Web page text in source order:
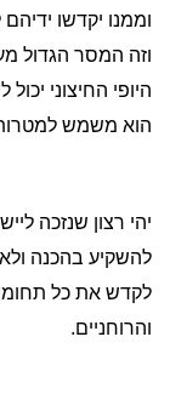
וממנו יקדשו
וזה המסר הגדול
היופי החיצוני
הוא משמש למטרות
יהי רצון שנזכה
להשקיע בהכנה ולא
לקדש את כל תחומי
והרוחניים.